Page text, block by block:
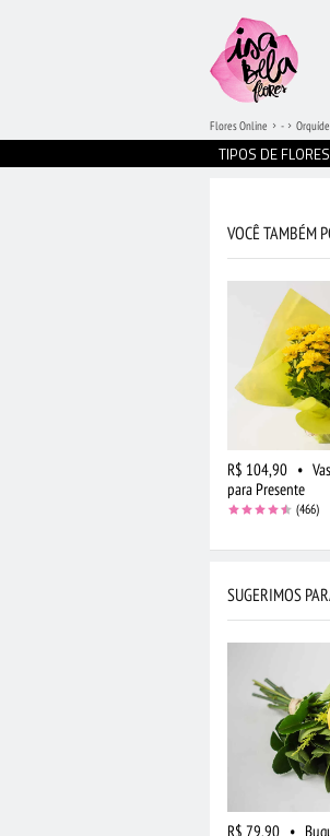
TIPOS DE FLORES
Flores Online -
VOCÊ TAMBÉM
R$ 104,90 •
para Presente
(466)
SUGERIMOS
R$ 79,90 •